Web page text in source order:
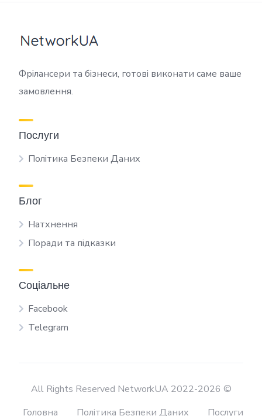
Фрілансери та бізнеси, готові виконати саме ваше
замовлення.
Послуги
Політика Безпеки Даних
Блог
Натхнення
Поради та підказки
Соціальне
Facebook
Telegram
All Rights Reserved NetworkUA 2022-2026 ©
Головна
Політика Безпеки Даних Послуги